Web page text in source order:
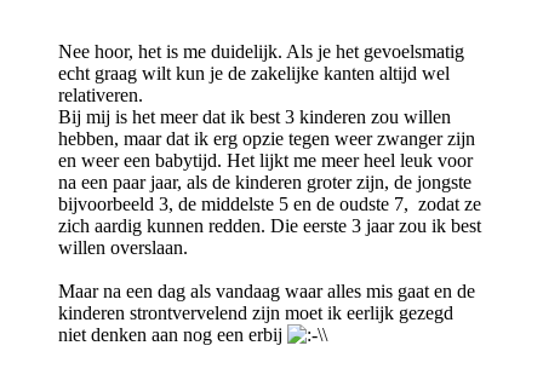
Nee hoor, het is me duidelijk. Als je het gevoelsmatig
echt graag wilt kun je de zakelijke kanten altijd wel
relativeren.
Bij mij is het meer dat ik best 3 kinderen zou willen
hebben, maar dat ik erg opzie tegen weer zwanger zijn
en weer een babytijd. Het lijkt me meer heel leuk voor
na een paar jaar, als de kinderen groter zijn, de jongste
bijvoorbeeld 3, de middelste 5 en de oudste 7, zodat ze
zich aardig kunnen redden. Die eerste 3 jaar zou ik best
willen overslaan.
Maar na een dag als vandaag waar alles mis gaat en de
kinderen strontvervelend zijn moet ik eerlijk gezegd
niet denken aan nog een erbij
\